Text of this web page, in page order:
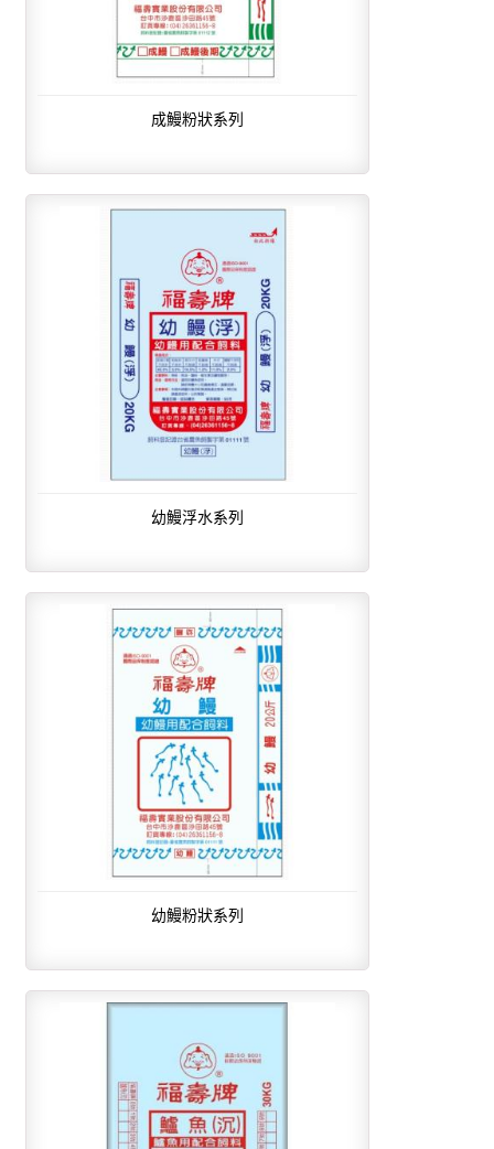
成鰻粉狀系列
幼鰻浮水系列
幼鰻粉狀系列